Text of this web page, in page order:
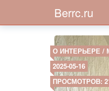
Berrc.ru
О ИНТЕРЬЕРЕ /
2025-05-16
ПРОСМОТРОВ: